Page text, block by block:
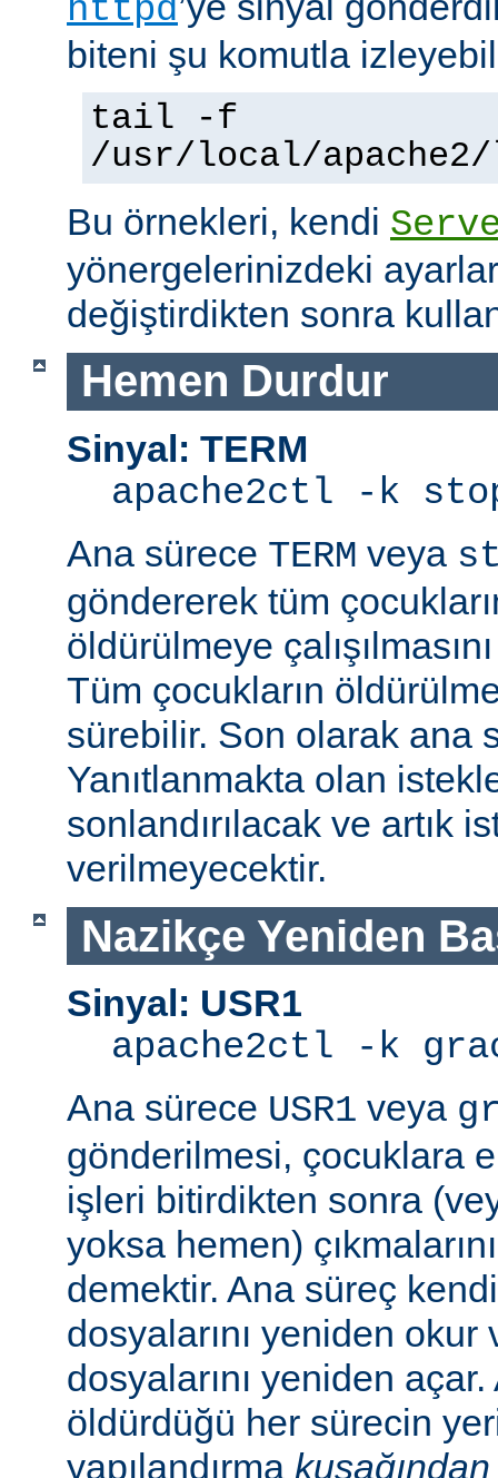
httpd
biteni şu komutla
tail -f
/usr/local/
Bu örnekleri, kendi
yönergelerinizdeki
değiştirdikten sonra
Hemen Durdur
Sinyal: TERM
apache2ctl -k
Ana sürece TERM veya
göndererek tüm
öldürülmeye
Tüm çocukların
sürebilir. Son olarak ana
Yanıtlanmakta olan
sonlandırılacak ve artık
verilmeyecektir.
Nazikçe Yeniden
Sinyal: USR1
apache2ctl -k
Ana sürece USR1 veya
gönderilmesi, çocuklara
işleri bitirdikten sonra
yoksa hemen)
demektir. Ana süreç
dosyalarını yeniden
dosyalarını yeniden
öldürdüğü her sürecin
yapılandırma kuşağından